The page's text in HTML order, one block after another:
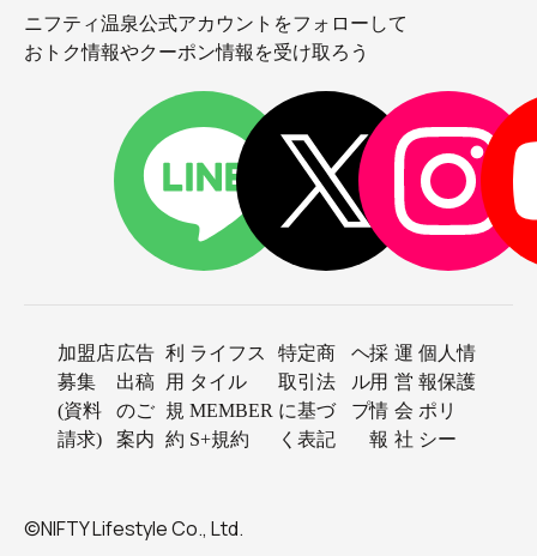
ニフティ温泉公式アカウントをフォローして
おトク情報やクーポン情報を受け取ろう
加盟店
募集
(資料
請求)
広告
出稿
のご
案内
利
用
規
約
ライフス
タイル
MEMBER
S+規約
特定商
取引法
に基づ
く表記
ヘ
ル
プ
採
用
情
報
運
営
会
社
個人情
報保護
ポリ
シー
©NIFTY Lifestyle Co., Ltd.